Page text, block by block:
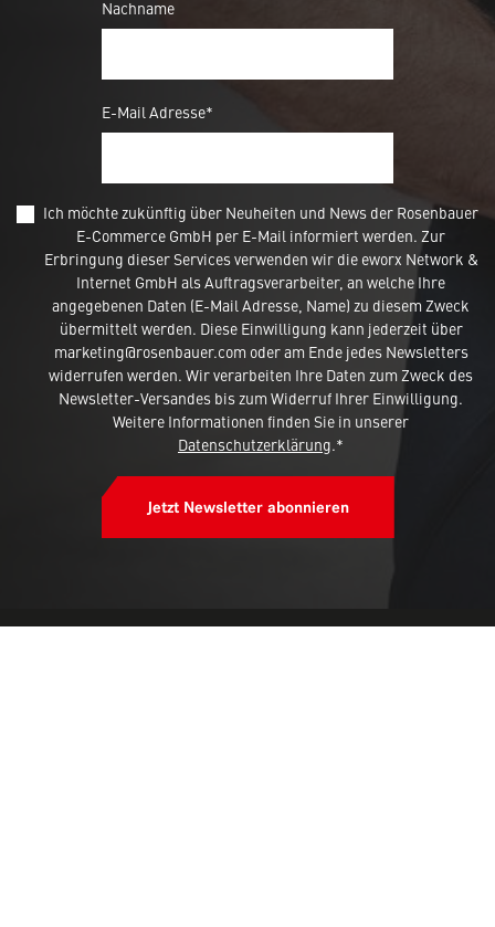
Nachname
E-Mail Adresse*
Ich möchte zukünftig über Neuheiten und News der Rosenbauer
E-Commerce GmbH per E-Mail informiert werden. Zur
Erbringung dieser Services verwenden wir die eworx Network &
Internet GmbH als Auftragsverarbeiter, an welche Ihre
angegebenen Daten (E-Mail Adresse, Name) zu diesem Zweck
übermittelt werden. Diese Einwilligung kann jederzeit über
marketing@rosenbauer.com oder am Ende jedes Newsletters
widerrufen werden. Wir verarbeiten Ihre Daten zum Zweck des
Newsletter-Versandes bis zum Widerruf Ihrer Einwilligung.
Weitere Informationen finden Sie in unserer
Datenschutzerklärung.*
Jetzt Newsletter abonnieren